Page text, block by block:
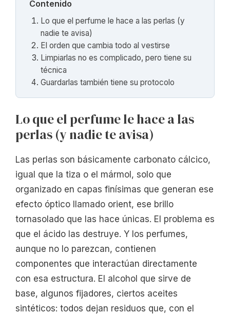
Contenido
Lo que el perfume le hace a las perlas (y
nadie te avisa)
El orden que cambia todo al vestirse
Limpiarlas no es complicado, pero tiene su
técnica
Guardarlas también tiene su protocolo
Lo que el perfume le hace a las
perlas (y nadie te avisa)
Las perlas son básicamente carbonato cálcico,
igual que la tiza o el mármol, solo que
organizado en capas finísimas que generan ese
efecto óptico llamado orient, ese brillo
tornasolado que las hace únicas. El problema es
que el ácido las destruye. Y los perfumes,
aunque no lo parezcan, contienen
componentes que interactúan directamente
con esa estructura. El alcohol que sirve de
base, algunos fijadores, ciertos aceites
sintéticos: todos dejan residuos que, con el